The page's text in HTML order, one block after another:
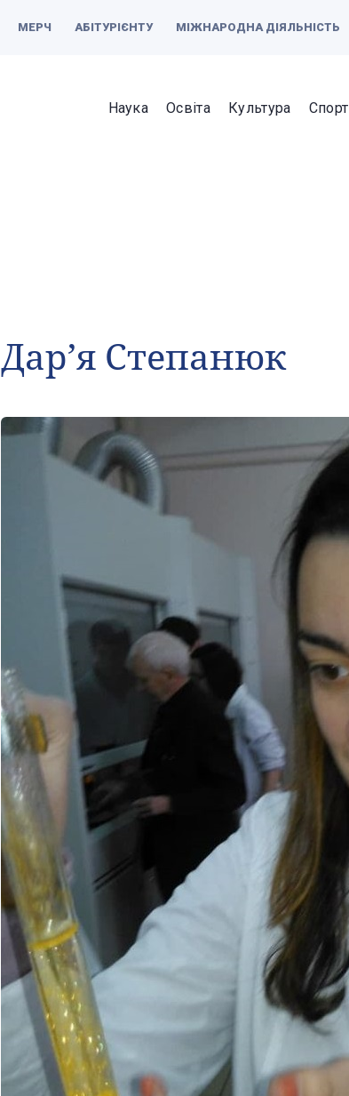
МЕРЧ АБІТУРІЄНТУ МІЖНАРОДНА ДІЯЛЬНІСТЬ
Наука Освіта Культура Спорт
Дар’я Степанюк